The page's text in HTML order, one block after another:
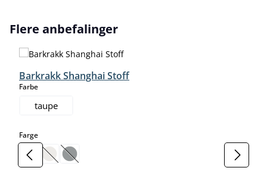
Hopp over produktgalleri
Flere anbefalinger
Barkrakk Shanghai Stoff
Farbeselect
taupe
Fargeselect
(Dette alternativet er foreløpig ikke tilgjengelig.)
(Dette alternativet er foreløpig ikke tilgjengelig.)
(Dette alternativet er foreløpig ikke tilgjengelig.)